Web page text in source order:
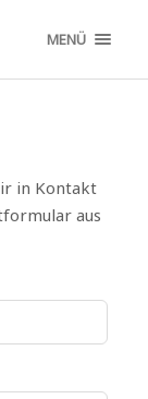
MENÜ
in Kontakt
aus